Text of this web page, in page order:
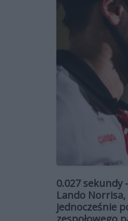
0.027 sekundy
Lando
jednocześnie